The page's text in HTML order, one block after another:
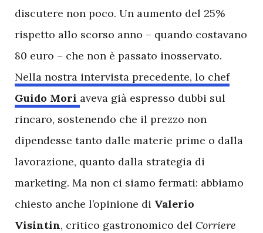
discutere non poco. Un aumento del 25%
rispetto allo scorso anno – quando costavano
80 euro – che non è passato inosservato.
Nella nostra intervista precedente, lo chef
Guido Mori aveva già espresso dubbi sul
rincaro, sostenendo che il prezzo non
dipendesse tanto dalle materie prime o dalla
lavorazione, quanto dalla strategia di
marketing. Ma non ci siamo fermati: abbiamo
chiesto anche l’opinione di Valerio
Visintin, critico gastronomico del Corriere